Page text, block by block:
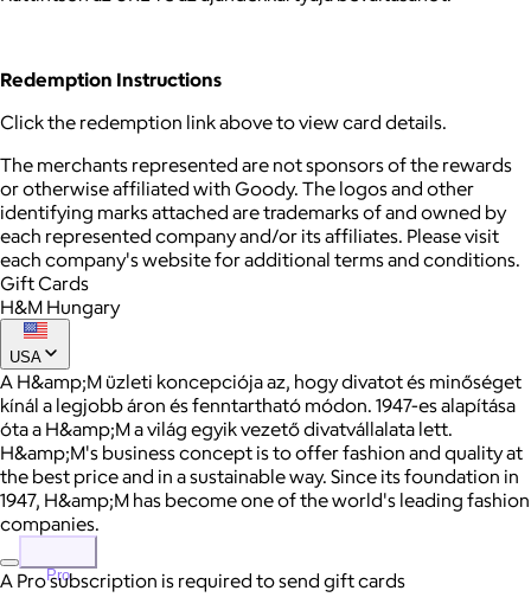
Redemption Instructions
Click the redemption link above to view card details.
The merchants represented are not sponsors of the rewards
or otherwise affiliated with Goody. The logos and other
identifying marks attached are trademarks of and owned by
each represented company and/or its affiliates. Please visit
each company's website for additional terms and conditions.
Gift Cards
H&M Hungary
USA
A H&amp;M üzleti koncepciója az, hogy divatot és minőséget
kínál a legjobb áron és fenntartható módon. 1947-es alapítása
óta a H&amp;M a világ egyik vezető divatvállalata lett.
H&amp;M's business concept is to offer fashion and quality at
the best price and in a sustainable way. Since its foundation in
1947, H&amp;M has become one of the world's leading fashion
companies.
Pro
A Pro subscription is required to send gift cards